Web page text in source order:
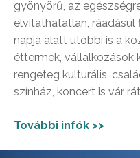
gyönyörű, az
elvitathatatlan, ráadásul
napja alatt utóbbi is a
éttermek, vállalkozások
rengeteg kulturális,
színház, koncert is vár
További infók >>